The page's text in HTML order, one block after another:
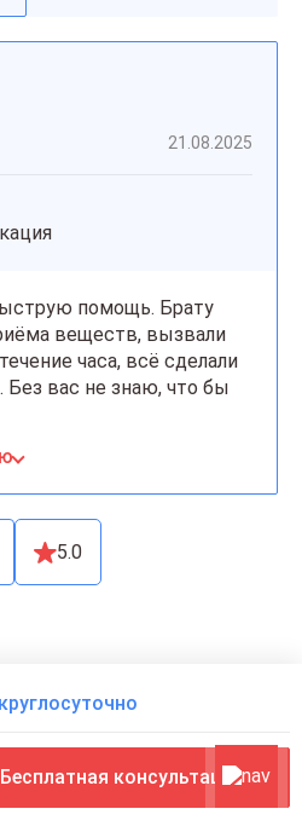
21.08.2025
помощь. Брату
веществ, вызвали
часа, всё сделали
Без вас не знаю, что бы
5.0
отзывы и
Бесплатная консультация